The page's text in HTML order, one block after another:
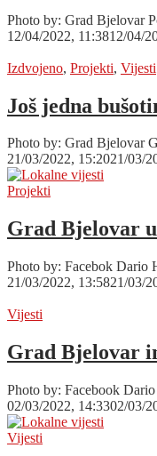
Photo by: Grad Bjelovar
12/04/2022, 11:3812/04/
Izdvojeno, Projekti, Vijesti
Još jedna
Photo by: Grad Bjelovar
21/03/2022, 15:2021/03/
Projekti
Grad Bjelovar
Photo by: Facebok Dario
21/03/2022, 13:5821/03/
Vijesti
Grad Bjelovar
Photo by: Facebook
02/03/2022, 14:3302/03/
Vijesti